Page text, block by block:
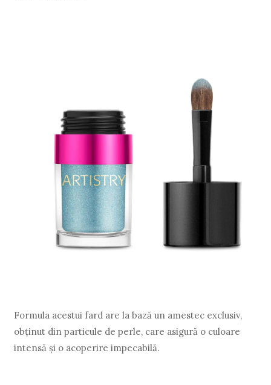
Formula acestui fard are la bază un amestec exclusiv,
obținut din particule de perle, care asigură o culoare
intensă și o acoperire impecabilă.